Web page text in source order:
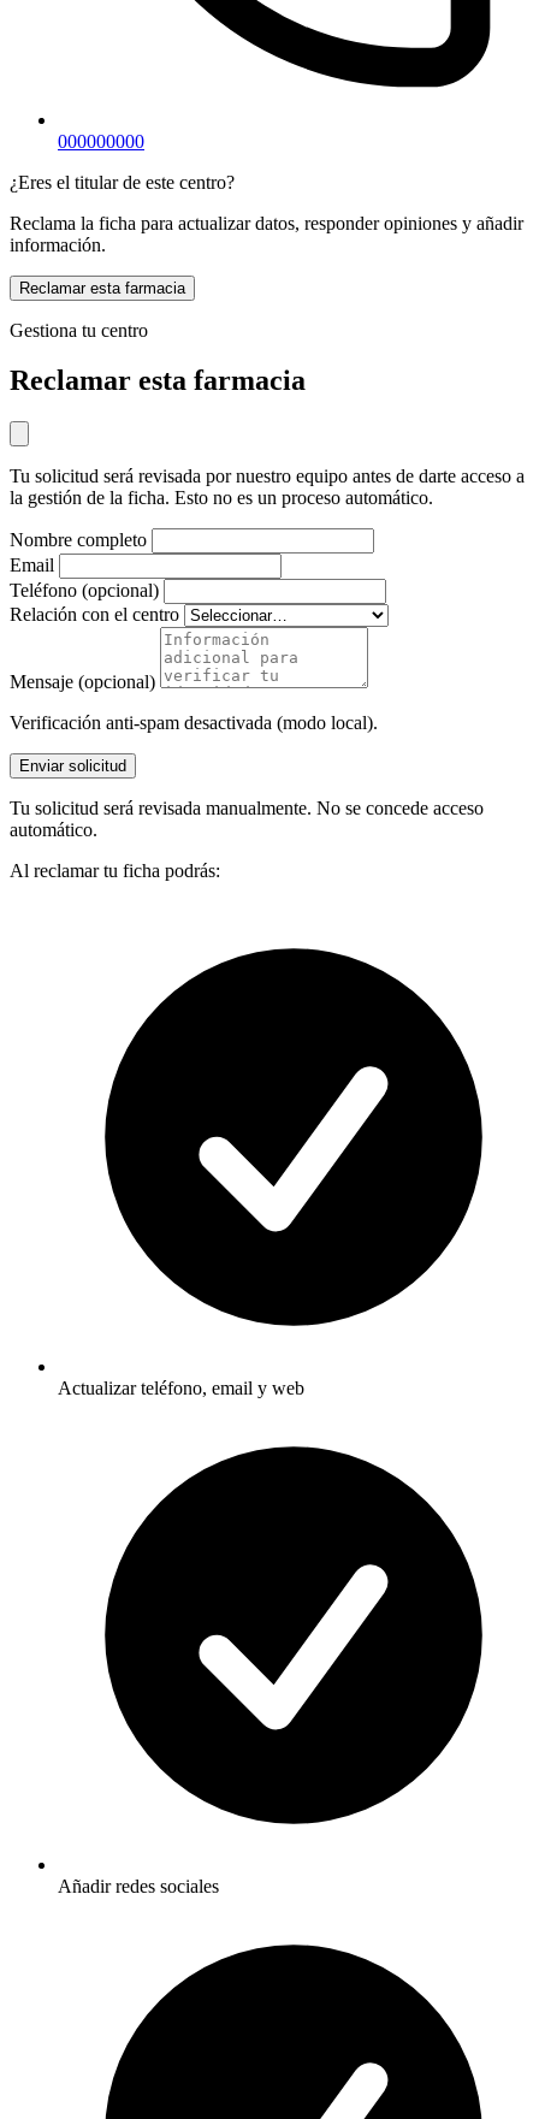
000000000
¿Eres el titular de este centro?
Reclama la ficha para actualizar datos, responder opiniones y añadir
información.
Reclamar esta farmacia
Gestiona tu centro
Reclamar esta farmacia
Tu solicitud será revisada por nuestro equipo antes de darte acceso a
la gestión de la ficha. Esto no es un proceso automático.
Nombre completo
Email
Teléfono (opcional)
Relación con el centro
Mensaje (opcional)
Verificación anti-spam desactivada (modo local).
Enviar solicitud
Tu solicitud será revisada manualmente. No se concede acceso
automático.
Al reclamar tu ficha podrás:
Actualizar teléfono, email y web
Añadir redes sociales